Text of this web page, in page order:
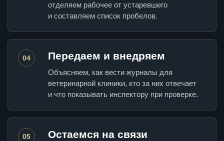
отделяем рабочее от устаревшего
и составляем список пробелов.
04 Передаем и внедряем
Объясняем, как вести журналы для
ветеринарной клиники, кто за них отвечает
и что показывать инспектору при проверке.
05 Остаемся на связи